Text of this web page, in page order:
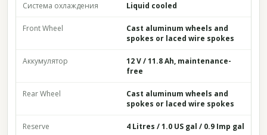
Система охлаждения Liquid cooled
Front Wheel
Cast aluminum wheels and
spokes or laced wire spokes
Аккумулятор
12 V / 11.8 Ah, maintenance-
free
Rear Wheel
Cast aluminum wheels and
spokes or laced wire spokes
Reserve 4 Litres / 1.0 US gal / 0.9 Imp gal